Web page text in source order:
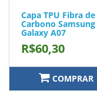
Capa TPU Fibra de
Carbono Samsung
Galaxy A07
R$60,30
COMPRAR